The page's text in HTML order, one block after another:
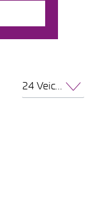
24 Veicoli per pagina